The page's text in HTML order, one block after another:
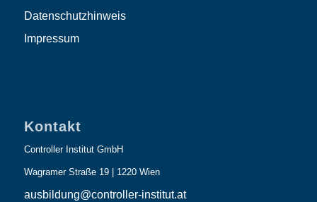
Datenschutzhinweis
Impressum
Kontakt
Controller Institut GmbH
Wagramer Straße 19 | 1220 Wien
ausbildung@controller-institut.at